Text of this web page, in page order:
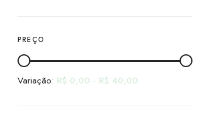
PREÇO
Variação: R$ 0,00 - R$ 40,00